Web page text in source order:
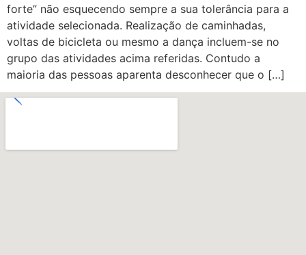
forte” não esquecendo sempre a sua tolerância para a
atividade selecionada. Realização de caminhadas,
voltas de bicicleta ou mesmo a dança incluem-se no
grupo das atividades acima referidas. Contudo a
maioria das pessoas aparenta desconhecer que o […]